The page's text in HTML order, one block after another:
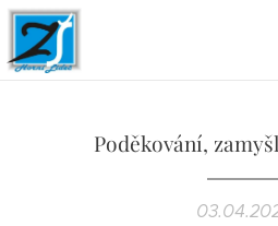
Poděkování,